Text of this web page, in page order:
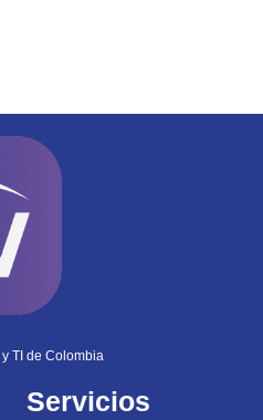
TI de Colombia
Servicios